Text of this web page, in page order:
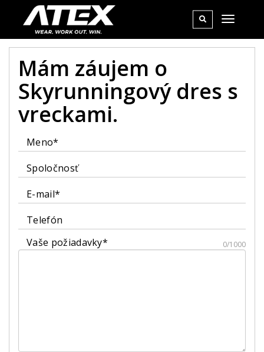
Mám záujem o
Skyrunningový dres s
vreckami.
Meno*
Spoločnosť
E-mail*
Telefón
Vaše požiadavky*
0/1000